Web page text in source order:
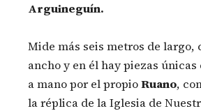
Arguineguín.
Mide más seis metros de largo,
ancho y en él hay piezas
a mano por el propioRuano,
la réplica de la Iglesia de